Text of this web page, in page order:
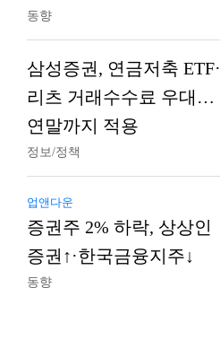
동향
삼성증권, 연금저축 ETF·
리츠 거래수수료 우대…
연말까지 적용
정보/정책
업앤다운
증권주 2% 하락, 상상인
증권↑·한국금융지주↓
동향